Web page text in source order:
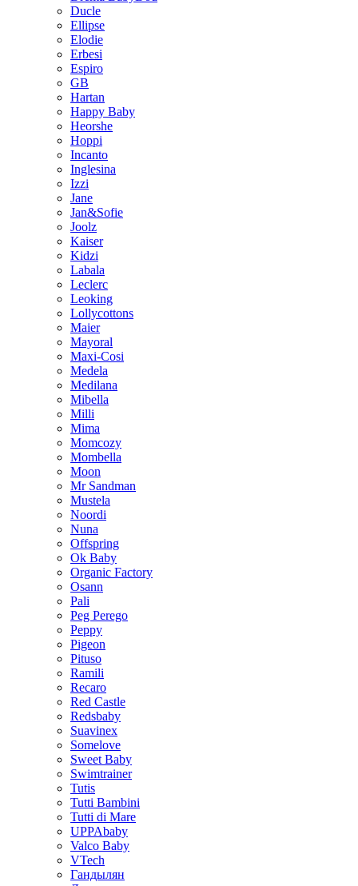
Ducle
Ellipse
Elodie
Erbesi
Espiro
GB
Hartan
Happy Baby
Heorshe
Hoppi
Incanto
Inglesina
Izzi
Jane
Jan&Sofie
Joolz
Kaiser
Kidzi
Labala
Leclerc
Leoking
Lollycottons
Maier
Mayoral
Maxi-Cosi
Medela
Medilana
Mibella
Milli
Mima
Momcozy
Mombella
Moon
Mr Sandman
Mustela
Noordi
Nuna
Offspring
Ok Baby
Organic Factory
Osann
Pali
Peg Perego
Peppy
Pigeon
Pituso
Ramili
Recaro
Red Castle
Redsbaby
Suavinex
Somelove
Sweet Baby
Swimtrainer
Tutis
Tutti Bambini
Tutti di Mare
UPPAbaby
Valco Baby
VTech
Гандылян